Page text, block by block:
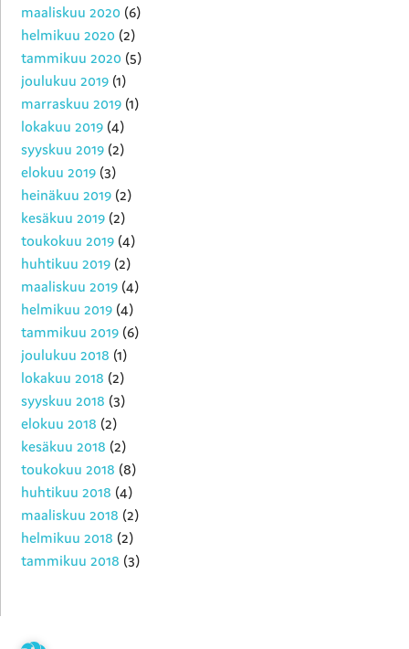
maaliskuu 2020 (6)
helmikuu 2020 (2)
tammikuu 2020 (5)
joulukuu 2019 (1)
marraskuu 2019 (1)
lokakuu 2019 (4)
syyskuu 2019 (2)
elokuu 2019 (3)
heinäkuu 2019 (2)
kesäkuu 2019 (2)
toukokuu 2019 (4)
huhtikuu 2019 (2)
maaliskuu 2019 (4)
helmikuu 2019 (4)
tammikuu 2019 (6)
joulukuu 2018 (1)
lokakuu 2018 (2)
syyskuu 2018 (3)
elokuu 2018 (2)
kesäkuu 2018 (2)
toukokuu 2018 (8)
huhtikuu 2018 (4)
maaliskuu 2018 (2)
helmikuu 2018 (2)
tammikuu 2018 (3)